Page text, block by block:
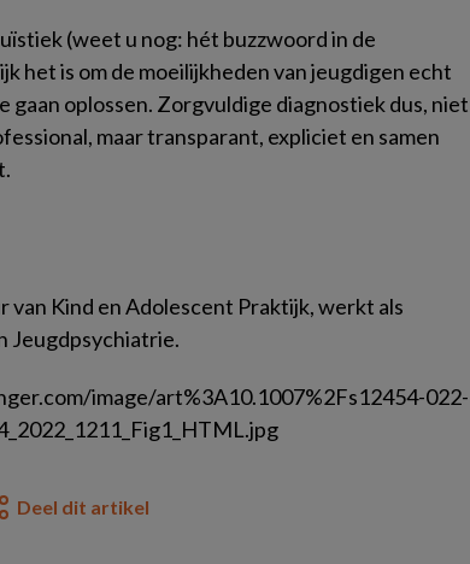
(weet u nog: hét buzzwoordin de
het is om de moeilijkheden van jeugdigen echt
gaan oplossen. Zorgvuldige diagnostiek dus, niet
maar transparant, expliciet en samen
van Kind en Adolescent Praktijk, werkt als
Jeugdpsychiatrie.
Deel dit artikel